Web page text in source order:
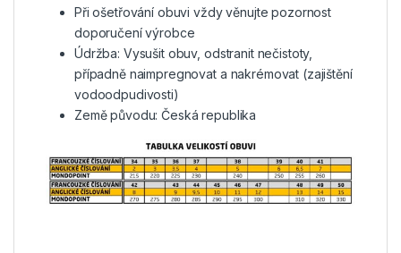
Při ošetřování obuvi vždy věnujte pozornost
doporučení výrobce
Údržba: Vysušit obuv, odstranit nečistoty,
případně naimpregnovat a nakrémovat (zajištění
vodoodpudivosti)
Země původu: Česká republika